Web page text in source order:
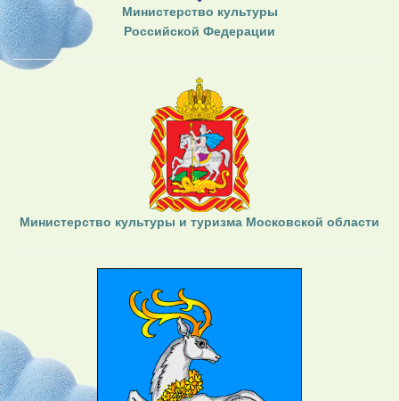
Министерство культуры
Российской Федерации
Министерство культуры и туризма Московской области